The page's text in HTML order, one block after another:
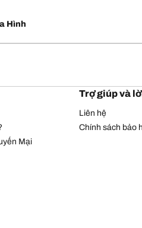
Hình
Mại
Trợ giúp và
Liên hệ
Chính sách bảo